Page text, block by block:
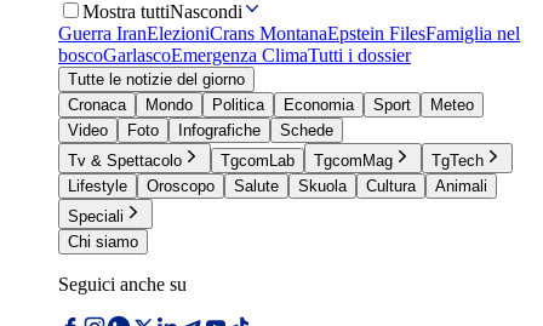
Mostra tuttiNascondi
Guerra IranElezioniCrans MontanaEpstein FilesFamiglia nel
boscoGarlascoEmergenza ClimaTutti i dossier
Tutte le notizie del giorno
Cronaca
Mondo Politica Economia Sport
Meteo
Video
Foto Infografiche
Schede
Tv & Spettacolo
TgcomLab TgcomMag
TgTech
Lifestyle
Oroscopo Salute Skuola Cultura
Animali
Speciali
Chi siamo
Seguici anche su